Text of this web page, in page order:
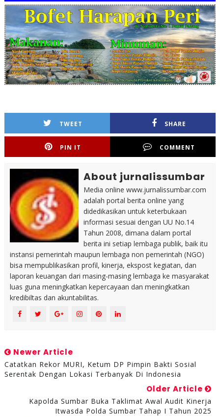
TWEET SHARE
PIN IT COMMENT
About jurnalissumbar
Media online www.jurnalissumbar.com
adalah portal berita online yang
didedikasikan untuk keterbukaan
informasi sesuai dengan UU No.14
Tahun 2008, dimana dalam portal
berita ini setiap lembaga publik, baik itu
instansi pemerintah maupun lembaga non pemerintah (NGO)
bisa mempublikasikan profil, kinerja, ekspost kegiatan, dan
laporan keuangan dari masing-masing lembaga ke masyarakat
luas guna meningkatkan kepercayaan dan meningkatkan
kredibiltas dan akuntabilitas.
Newer Article
Catatkan Rekor MURI, Ketum DP Pimpin Bakti Sosial
Serentak Dengan Lokasi Terbanyak Di Indonesia
Older Article
Kapolda Sumbar Buka Taklimat Awal Audit Kinerja
Itwasda Polda Sumbar Tahap I Tahun 2025